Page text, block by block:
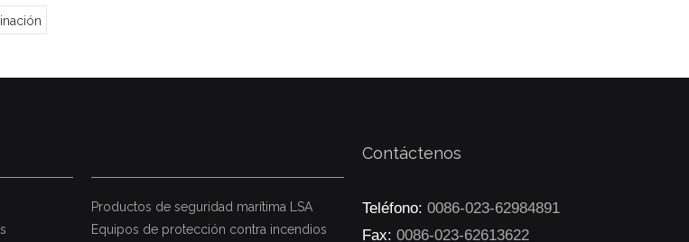
Productos de seguridad marítima LSA
Equipos de protección contra incendios
Contáctenos
Teléfono: 0086-023-62984891
Fax: 0086-023-62613622